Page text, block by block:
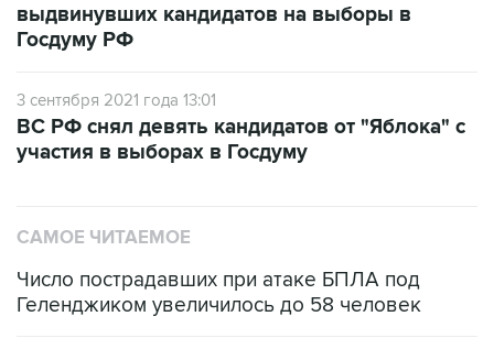
3 сентября 2021 года 13:01
участия в выборах в Госдуму
Число пострадавших при атаке БПЛА под
Путин сообщил о решении сосредоточить в